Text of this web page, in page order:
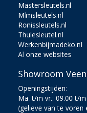
Mastersleutels.nl
Mlmsleutels.nl
Ronissleutels.nl
Thulesleutel.nl
Werkenbijmadeko.nl
Al onze websites
Showroom
Openingstijden:
Ma. t/m vr.: 09.00 t/
(gelieve van te voren